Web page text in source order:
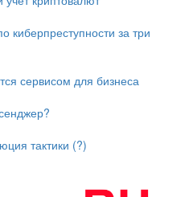
киберпреступности за три
сервисом для бизнеса
тактики (?)